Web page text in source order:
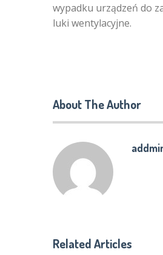
wypadku urządzeń do
luki wentylacyjne.
About The Author
Related Articles